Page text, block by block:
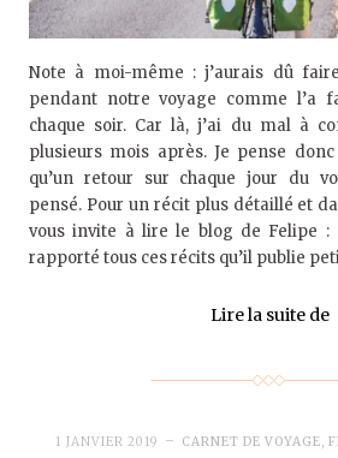
Note à moi-même : j’aurais dû
pendant notre voyage comme l’a
chaque soir. Car là, j’ai du mal à
plusieurs mois après. Je pense
qu’un retour sur chaque jour du
pensé. Pour un récit plus détaillé et
vous invite à lire le blog de Felipe :
rapporté tous ces récits qu’il publie
Lire la suite de
1 JANVIER 2019 CARNET DE VOYAGE,